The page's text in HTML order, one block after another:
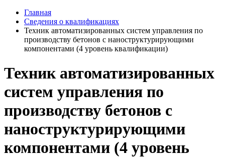
Главная
Сведения о квалификациях
Техник автоматизированных систем управления по
производству бетонов с наноструктурирующими
компонентами (4 уровень квалификации)
Техник автоматизированных
систем управления по
производству бетонов с
наноструктурирующими
компонентами (4 уровень